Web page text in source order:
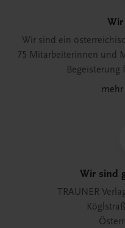
Wir sind ein
75 Mitarbeiterinnen und
Begeisterung
mehr
Wir sind
TRAUNER